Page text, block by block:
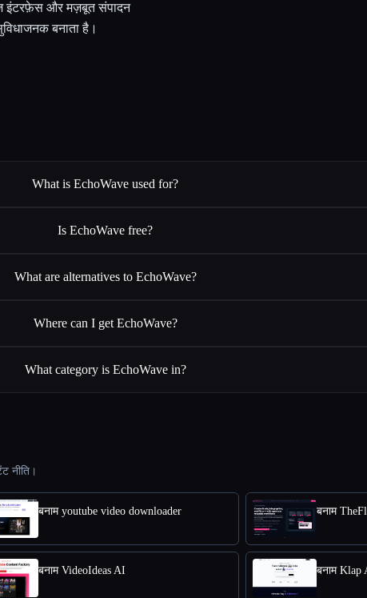
इंटरफ़ेस और मज़बूत संपादन
बनाता है।
What is EchoWave used for?
Is EchoWave free?
What are alternatives to EchoWave?
Where can I get EchoWave?
What category is EchoWave in?
नीति।
बनाम youtube video downloader बनाम
बनाम VideoIdeas AI बनाम Klap